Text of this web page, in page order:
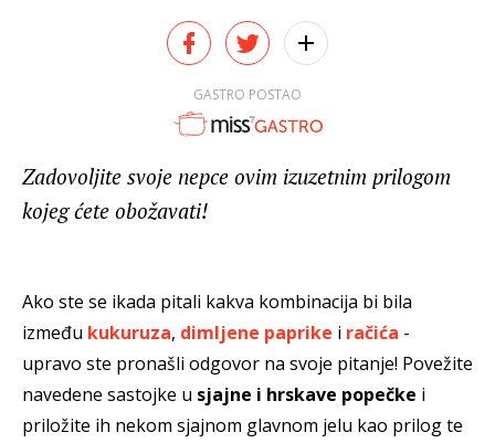
GASTRO POSTAO
Zadovoljite svoje nepce ovim izuzetnim prilogom
kojeg ćete obožavati!
Ako ste se ikada pitali kakva kombinacija bi bila
između kukuruza, dimljene paprike i račića -
upravo ste pronašli odgovor na svoje pitanje! Povežite
navedene sastojke u sjajne i hrskave popečke i
priložite ih nekom sjajnom glavnom jelu kao prilog te